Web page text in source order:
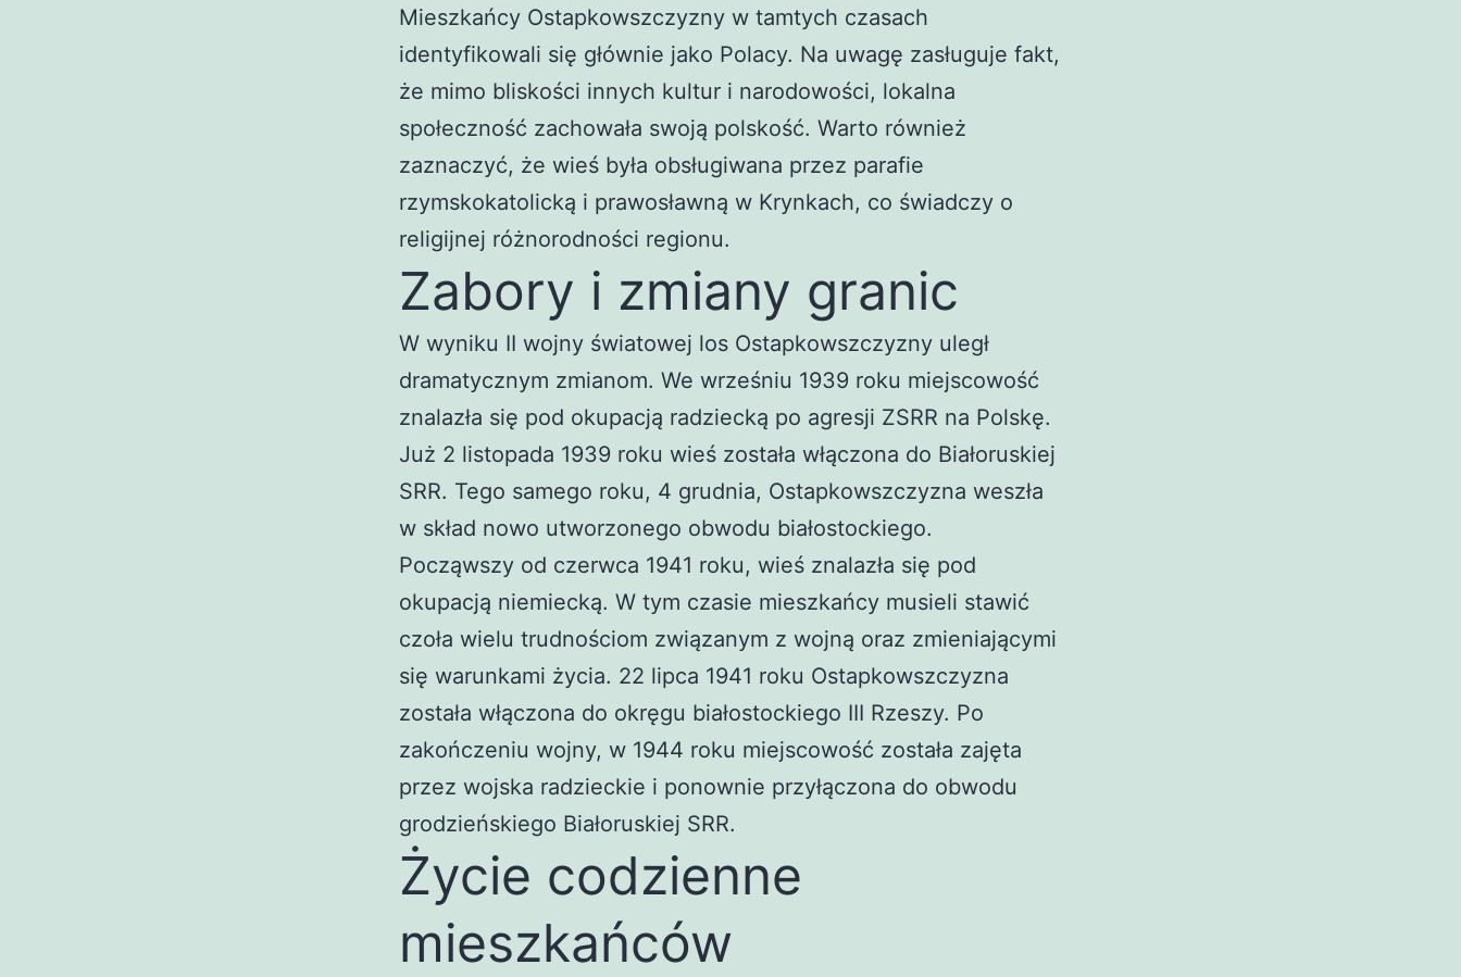
Mieszkańcy Ostapkowszczyzny w tamtych czasach
identyfikowali się głównie jako Polacy. Na uwagę zasługuje fakt,
że mimo bliskości innych kultur i narodowości, lokalna
społeczność zachowała swoją polskość. Warto również
zaznaczyć, że wieś była obsługiwana przez parafie
rzymskokatolicką i prawosławną w Krynkach, co świadczy o
religijnej różnorodności regionu.
Zabory i zmiany granic
W wyniku II wojny światowej los Ostapkowszczyzny uległ
dramatycznym zmianom. We wrześniu 1939 roku miejscowość
znalazła się pod okupacją radziecką po agresji ZSRR na Polskę.
Już 2 listopada 1939 roku wieś została włączona do Białoruskiej
SRR. Tego samego roku, 4 grudnia, Ostapkowszczyzna weszła
w skład nowo utworzonego obwodu białostockiego.
Począwszy od czerwca 1941 roku, wieś znalazła się pod
okupacją niemiecką. W tym czasie mieszkańcy musieli stawić
czoła wielu trudnościom związanym z wojną oraz zmieniającymi
się warunkami życia. 22 lipca 1941 roku Ostapkowszczyzna
została włączona do okręgu białostockiego III Rzeszy. Po
zakończeniu wojny, w 1944 roku miejscowość została zajęta
przez wojska radzieckie i ponownie przyłączona do obwodu
grodzieńskiego Białoruskiej SRR.
Życie codzienne
mieszkańców